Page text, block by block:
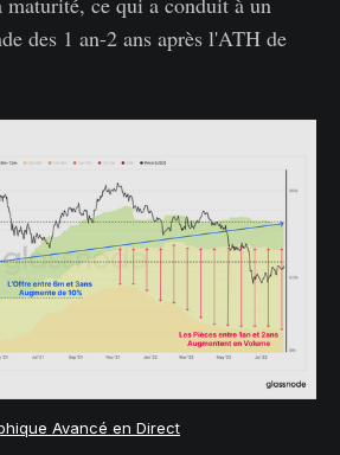
des 1 an-2 ans après l'ATH de
Avancé en Direct